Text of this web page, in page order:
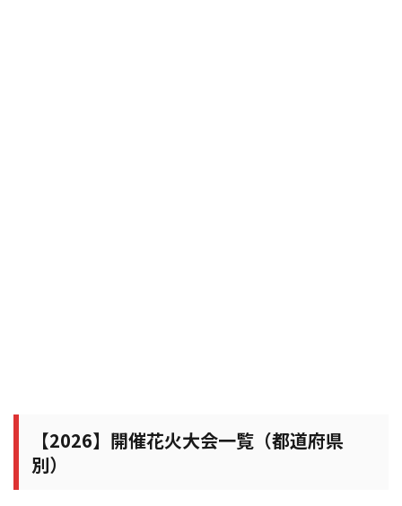
【2026】開催花火大会一覧（都道府県
別）